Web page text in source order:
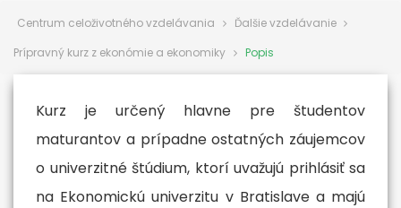
Centrum celoživotného vzdelávania
Ďalšie vzdelávanie
Prípravný kurz z ekonómie a ekonomiky
Popis
Kurz je určený hlavne pre študentov
maturantov a prípadne ostatných záujemcov
o univerzitné štúdium, ktorí uvažujú prihlásiť sa
na Ekonomickú univerzitu v Bratislave a majú